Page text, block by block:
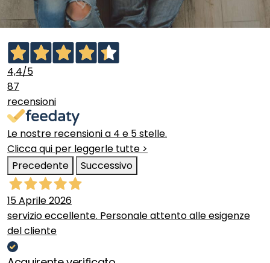
4,4/5
87
recensioni
Le nostre recensioni a 4 e 5 stelle.
Clicca qui per leggerle tutte >
Precedente
Successivo
15 Aprile 2026
servizio eccellente. Personale attento alle esigenze
del cliente